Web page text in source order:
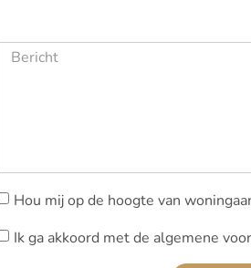
Hou mij op de hoogte van
Ik ga akkoord met de algemene